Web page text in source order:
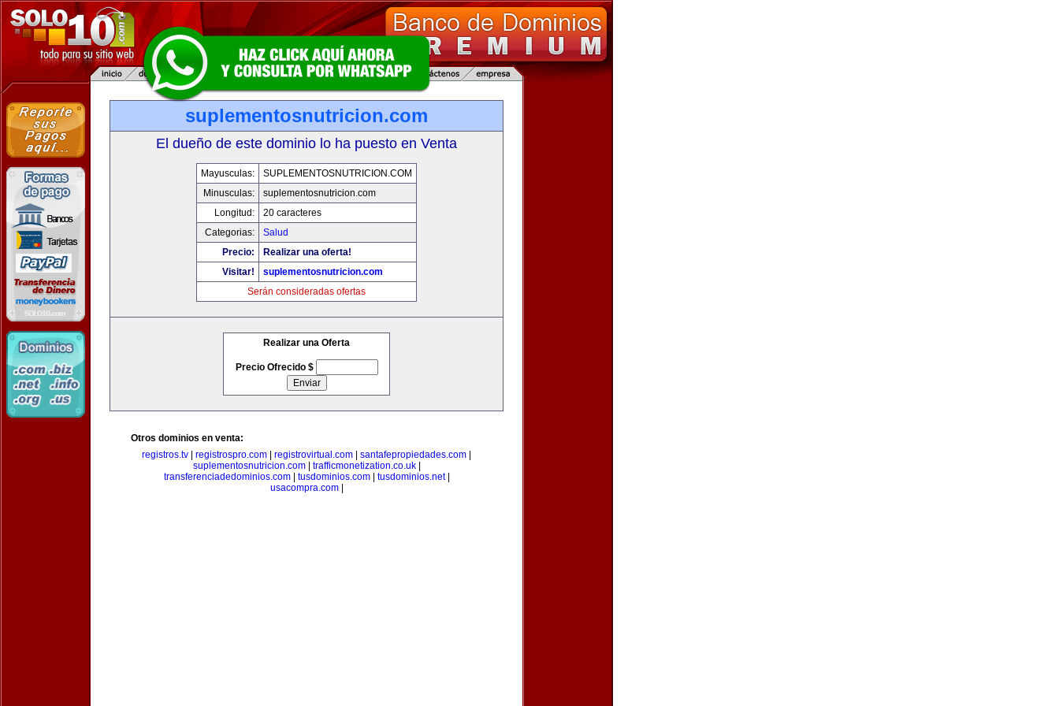
suplementosnutricion.com
El dueño de este dominio lo ha puesto en Venta
Mayusculas:
SUPLEMENTOSNUTRICION.COM
Minusculas:
suplementosnutricion.com
Longitud:
20 caracteres
Categorias:
Salud
Precio:
Realizar una oferta!
Visitar!
suplementosnutricion.com
Serán consideradas ofertas
Realizar una Oferta
Precio Ofrecido $
Otros dominios en venta:
registros.tv
registrospro.com registrovirtual.com santafepropiedades.com
suplementosnutricion.com| trafficmonetization.co.uk|
transferenciadedominios.com| tusdominios.com| tusdominios.net|
usacompra.com|